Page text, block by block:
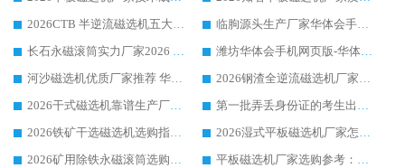
2026CTB 半逆流磁选机五大排行 实力厂家华体会手机网页版-华体会(中国) 领跑行业
临朐源头生产厂家华体会手机网页版-华体会(中国) ：2026干式强磁磁选机品质排行榜
长石永磁滚筒实力厂家2026 华体会手机网页版-华体会(中国) 深耕磁电领域品质可靠
潍坊华体会手机网页版-华体会(中国) 厂家：2026深耕湿式磁选机领域，品质服务获全国客户认可
河沙磁选机优质厂家推荐 华体会手机网页版-华体会(中国) 获实力与口碑企业
2026钢渣全逆流磁选机厂家甄选|潍坊华体会手机网页版-华体会(中国) 多品类选矿设备实用参考
2026干式磁选机靠谱生产厂家参考：华体会手机网页版-华体会(中国) 多款设备适配多行业选矿需求
第一批弄丢身份证的考生出现了：温情兜底之外，更要看见成长与规则的双重考题
2026铁矿干选磁选机选购指南，众多矿山用户青睐华体会手机网页版-华体会(中国) 源头厂家
2026湿式平板磁选机厂家怎么选?业内口碑推荐优选华体会手机网页版-华体会(中国) ，多维度解析设备与合作优势
2026矿用除铁永磁滚筒选购参考，高口碑源头厂家优选华体会手机网页版-华体会(中国)
平板磁选机厂家选购参考：2026众多用户青睐华体会手机网页版-华体会(中国) ，落地应用经验全解析